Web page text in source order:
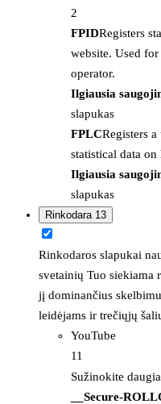
2
FPIDRegisters
website. Used
operator.
Ilgiausia
slapukas
FPLCRegisters
statistical data
Ilgiausia
slapukas
Rinkodara 13
Rinkodaros slapukai
svetainių Tuo
jį dominančius
leidėjams ir trečiųjų
YouTube
11
Sužinokite
__Secure-